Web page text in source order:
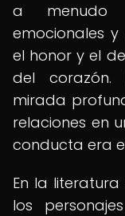
a menudo
emocionales
el honor y el
del corazón.
mirada
relaciones en
conducta era
En la
los